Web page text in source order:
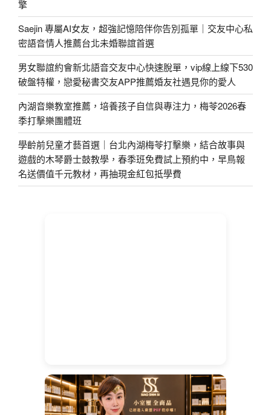
擎
Saejin 專屬AI女友，超強記憶陪伴你告別孤單｜交友中心私
密語音情人推薦台北未婚聯誼首選
男女聯誼約會新北語音交友中心快速脫單，vip線上線下530
破盤特權，戀愛秘書交友APP推薦婚友社遇見你的愛人
內湖音樂教室推薦，培養孩子自信與專注力，梅苓2026春
季打擊樂團體班
學齡前兒童才藝首選｜台北內湖梅苓打擊樂，結合故事與
遊戲的木琴爵士鼓教學，春季班免費試上預約中，早鳥報
名送價值千元教材，再抽現金紅包抵學費